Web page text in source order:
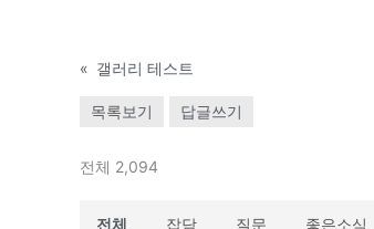
« 갤러리 테스트
목록보기 답글쓰기
전체 2,094
전체 잡담 질문 좋은소식